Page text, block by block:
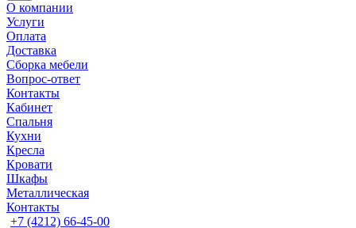
О компании
Услуги
Оплата
Доставка
Сборка мебели
Вопрос-ответ
Контакты
Кабинет
Спальня
Кухни
Кресла
Кровати
Шкафы
Металлическая
Контакты
+7 (4212) 66-45-00